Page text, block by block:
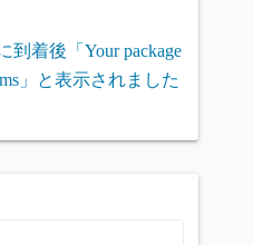
到着後「Your package
」と表示されました